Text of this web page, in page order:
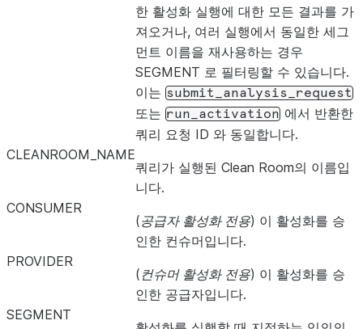
한 활성화 실행에 대한 모든 결과를 가
져오거나, 여러 실행에서 동일한 세그
먼트 이름을 재사용하는 경우
SEGMENT 로 필터링할 수 있습니다.
이는 submit_analysis_request
또는 run_activation 에서 반환한
쿼리 요청 ID 와 동일합니다.
CLEANROOM_NAME
쿼리가 실행된 Clean Room의 이름입
니다.
CONSUMER
(공급자 활성화 전용) 이 활성화를 승
인한 컨슈머입니다.
PROVIDER
(컨슈머 활성화 전용) 이 활성화를 승
인한 공급자입니다.
SEGMENT